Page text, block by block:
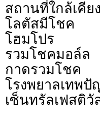
สถานที่ใกล้เคียง
โลตัสมีโชค
โฮมโปร
รวมโชคมอล์ล
กาดรวมโชค
โรงพยาลเทพ
เซ็นทรัลเฟสติวั